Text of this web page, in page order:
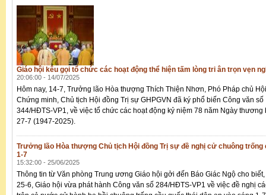
Giáo hội kêu gọi tổ chức các hoạt động thể hiện tấm lòng tri ân trọn vẹn
20:06:00 - 14/07/2025
Hôm nay, 14-7, Trưởng lão Hòa thượng Thích Thiện Nhơn, Phó Pháp chủ
Chứng minh, Chủ tịch Hội đồng Trị sự GHPGVN đã ký phổ biến Công văn số
344/HĐTS-VP1, về việc tổ chức các hoạt động kỷ niệm 78 năm Ngày thương
27-7 (1947-2025).
Trưởng lão Hòa thượng Chủ tịch Hội đồng Trị sự đề nghị cử chuông trống
1-7
15:32:00 - 25/06/2025
Thông tin từ Văn phòng Trung ương Giáo hội gởi đến Báo Giác Ngộ cho
25-6, Giáo hội vừa phát hành Công văn số 284/HĐTS-VP1 về việc đề nghị